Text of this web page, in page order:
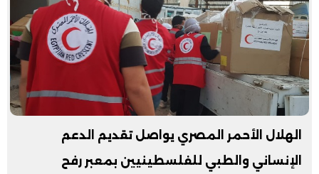
الهلال الأحمر المصري يواصل تقديم الدعم
الإنساني والطبي للفلسطينيين بمعبر رفح